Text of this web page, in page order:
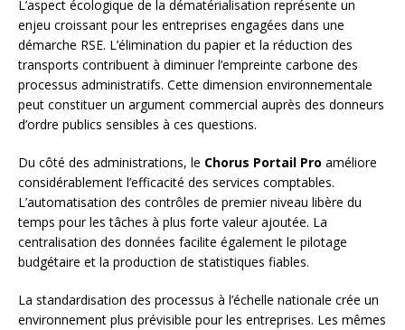
L’aspect écologique de la dématérialisation représente un
enjeu croissant pour les entreprises engagées dans une
démarche RSE. L’élimination du papier et la réduction des
transports contribuent à diminuer l’empreinte carbone des
processus administratifs. Cette dimension environnementale
peut constituer un argument commercial auprès des donneurs
d’ordre publics sensibles à ces questions.
Du côté des administrations, le Chorus Portail Pro améliore
considérablement l’efficacité des services comptables.
L’automatisation des contrôles de premier niveau libère du
temps pour les tâches à plus forte valeur ajoutée. La
centralisation des données facilite également le pilotage
budgétaire et la production de statistiques fiables.
La standardisation des processus à l’échelle nationale crée un
environnement plus prévisible pour les entreprises. Les mêmes